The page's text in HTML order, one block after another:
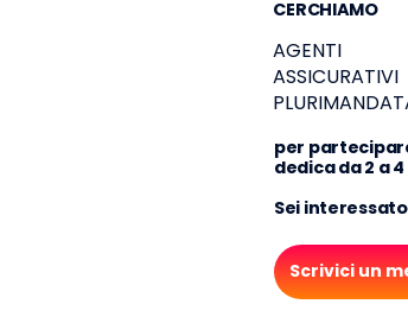
CERCHIAMO
AGENTI
ASSICURATIVI
per
dedica da 2 a
Sei
Scrivici un